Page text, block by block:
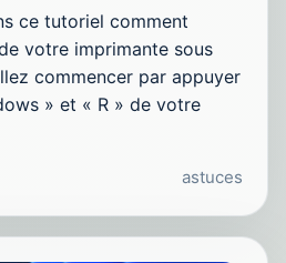
ce tutoriel comment
votre imprimante sous
commencer par appuyer
» et « R » de votre
astuces